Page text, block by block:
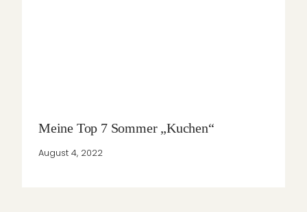
Meine Top 7 Sommer „Kuchen“
August 4, 2022